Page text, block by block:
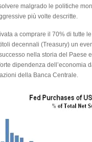
malgrado le politiche
più volte descritte.
a comprare il 70% di tutte
decennali (Treasury) un
nella storia del Paese
dipendenza dell’economia
della Banca Centrale.